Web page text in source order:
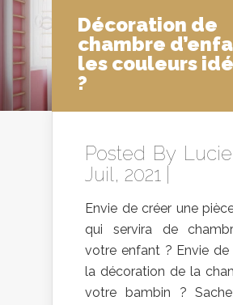
Décoration de
chambre
les couleurs
?
Posted By Lucie
Juil, 2021 |
Envie de créer une
qui servira de
votre enfant ? Envie de
la décoration de la
votre bambin ?